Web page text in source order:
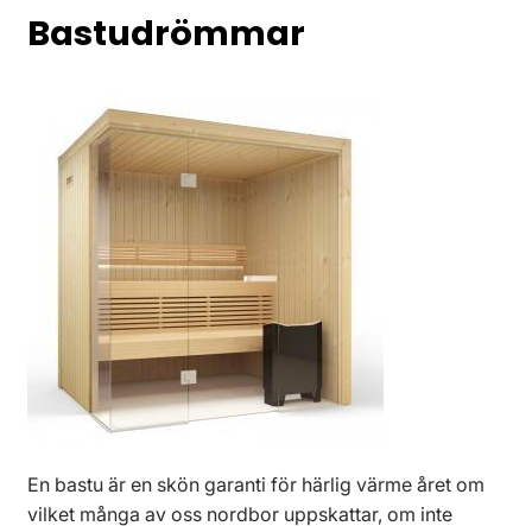
Bastudrömmar
En bastu är en skön garanti för härlig värme året om
vilket många av oss nordbor uppskattar, om inte